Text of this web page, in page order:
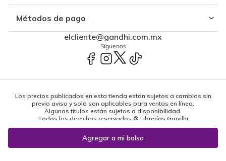
Métodos de pago
elcliente@gandhi.com.mx
Síguenos
Los precios publicados en esta tienda están sujetos a cambios sin
previo aviso y solo son aplicables para ventas en línea.
Algunos títulos están sujetos a disponibilidad.
Todos los derechos reservados ® Librerías Gandhi